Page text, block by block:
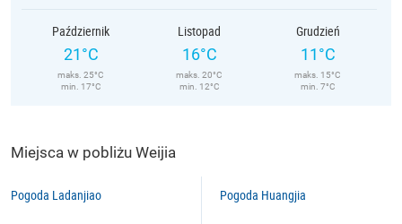
Październik
21°C
maks. 25°C
min. 17°C
Listopad
16°C
maks. 20°C
min. 12°C
Grudzień
11°C
maks. 15°C
min. 7°C
Miejsca w pobliżu Weijia
Pogoda Ladanjiao Pogoda Huangjia